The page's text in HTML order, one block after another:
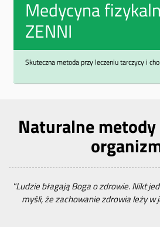
Medycyna
ZENNI
Skuteczna metoda przy leczeniu tarczycy i
Naturalne
"Ludzie błagają Bo­ga o zdro­wie. Nikt
myśli, że zacho­wanie zdro­wia leży w